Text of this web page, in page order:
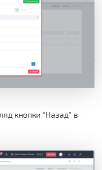
кнопки “Назад” в